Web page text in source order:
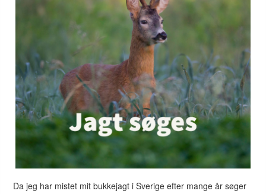
Da jeg har mistet mit bukkejagt i Sverige efter mange år søger